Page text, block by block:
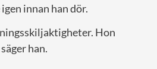
innan han dör.
Hon
han.